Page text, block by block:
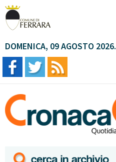
DOMENICA, 09 AGOSTO 2026.